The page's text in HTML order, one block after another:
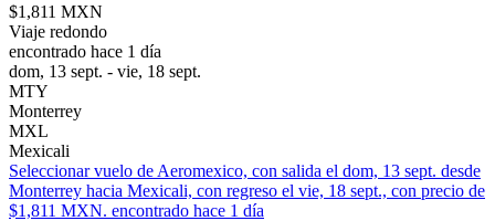
$1,811 MXN
Viaje redondo
encontrado hace 1 día
dom, 13 sept. - vie, 18 sept.
MTY
Monterrey
MXL
Mexicali
Seleccionar vuelo de Aeromexico, con salida el dom, 13 sept. desde
Monterrey hacia Mexicali, con regreso el vie, 18 sept., con precio de
$1,811 MXN. encontrado hace 1 día